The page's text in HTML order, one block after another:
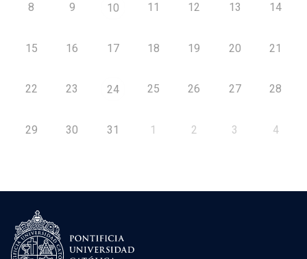
8 9 10 11 12 13 14
15 16 17 18 19 20 21
22 23 24 25 26 27 28
29 30 31 1 2 3 4